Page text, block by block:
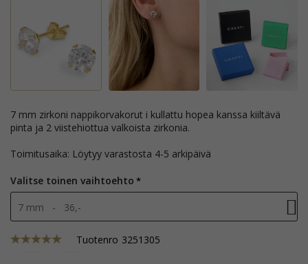
7 mm zirkoni nappikorvakorut i kullattu hopea kanssa kiiltävä
pinta ja 2 viistehiottua valkoista zirkonia.
Toimitusaika: Löytyy varastosta 4-5 arkipäivä
Valitse toinen vaihtoehto
7 mm - 36,-
Tuotenro 3251305